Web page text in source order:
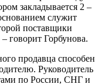
закладывается 2 –
служит
поставщики
говорит Горбунова.
продавца способен
Руководитель
по России, СНГ и